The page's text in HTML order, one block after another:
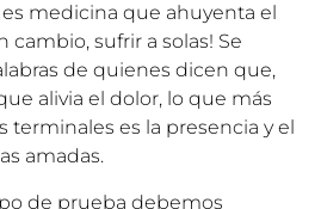
medicina que ahuyenta el
cambio, sufrir a solas! Se
de quienes dicen que,
alivia el dolor, lo que más
terminales es la presencia y el
amadas.
de prueba debemos